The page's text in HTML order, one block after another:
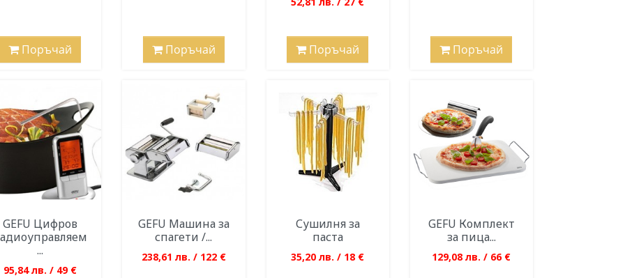
Поръчай Поръчай Поръчай Поръчай
GEFU Цифров
...
95,84 лв. / 49 €
GEFU Машина за
спагети /...
238,61 лв. / 122 €
Сушилня за
паста
35,20 лв. / 18 €
GEFU Комплект
за пица...
129,08 лв. / 66 €